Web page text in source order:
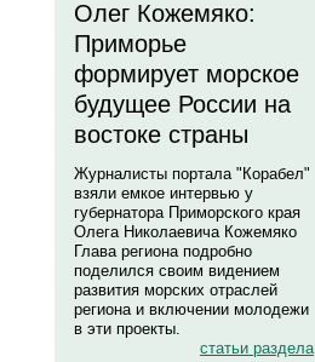
Олег Кожемяко:
Приморье
формирует морское
будущее России на
востоке страны
Журналисты портала "Корабел"
взяли емкое интервью у
губернатора Приморского края
Олега Николаевича Кожемяко
Глава региона подробно
поделился своим видением
развития морских отраслей
региона и включении молодежи
в эти проекты.
статьи раздела